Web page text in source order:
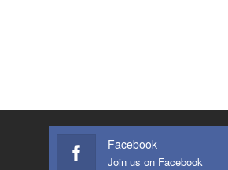
Facebook
Join us on Facebook